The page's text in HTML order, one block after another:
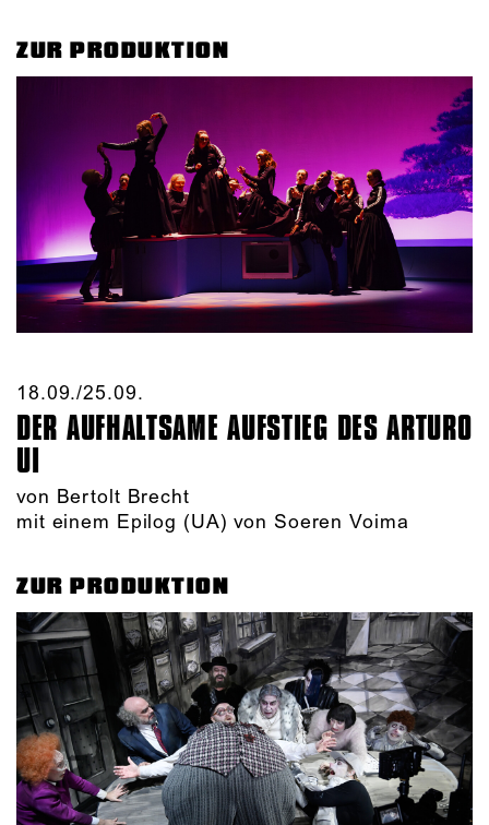
ZUR PRODUKTION
18.09./​25.09.​
DER AUFHALTSAME AUFSTIEG DES ARTURO
UI
von Bertolt Brecht
mit einem Epilog (UA) von Soeren Voima
ZUR PRODUKTION